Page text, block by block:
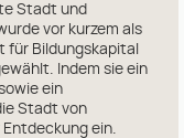
Stadt und
vor kurzem als
für Bildungskapital
Indem sie ein
ein
Stadt von
Entdeckung ein.